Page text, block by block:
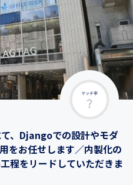
マッチ率
、Djangoでの設計やモダ
をお任せします／内製化の
程をリードしていただきま